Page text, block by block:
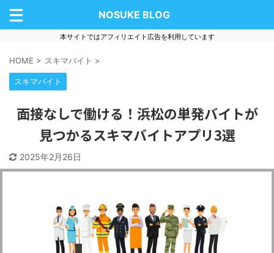
NOSUKE BLOG
本サイトではアフィリエイト広告を利用しています
HOME > スキマバイト >
スキマバイト
面接なしで働ける！浜松の単発バイトが
見つかるスキマバイトアプリ3選
2025年2月26日